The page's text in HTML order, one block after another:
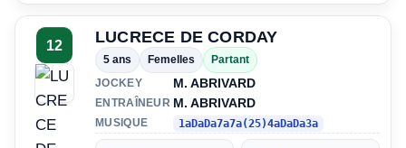
12 LUCRECE DE CORDAY
5 ans Femelles
Partant
JOCKEY
M. ABRIVARD
ENTRAÎNEUR M. ABRIVARD
MUSIQUE 1aDaDa7a7a(25)4aDaDa3a